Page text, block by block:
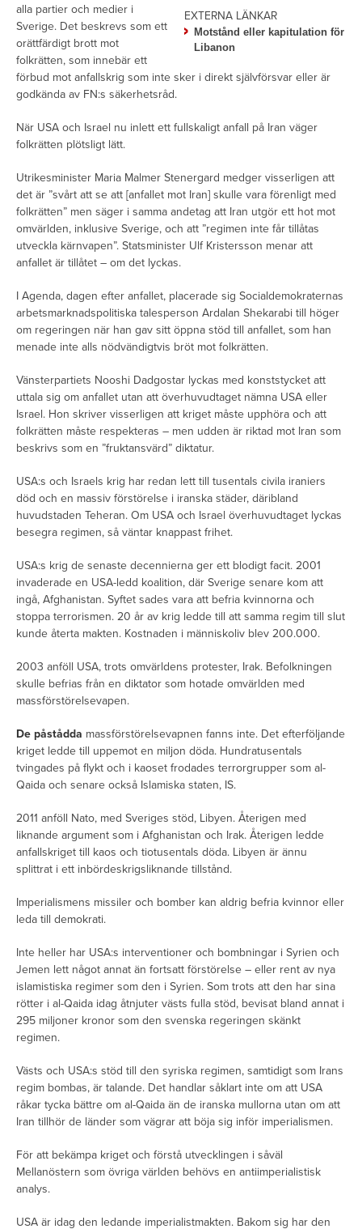
EXTERNA LÄNKAR
Motstånd eller kapitulation för
Libanon
alla partier och medier i
Sverige. Det beskrevs som ett
orättfärdigt brott mot
folkrätten, som innebär ett
förbud mot anfallskrig som inte sker i direkt självförsvar eller är
godkända av FN:s säkerhetsråd.
När USA och Israel nu inlett ett fullskaligt anfall på Iran väger
folkrätten plötsligt lätt.
Utrikesminister Maria Malmer Stenergard medger visserligen att
det är ”svårt att se att [anfallet mot Iran] skulle vara förenligt med
folkrätten” men säger i samma andetag att Iran utgör ett hot mot
omvärlden, inklusive Sverige, och att ”regimen inte får tillåtas
utveckla kärnvapen”. Statsminister Ulf Kristersson menar att
anfallet är tillåtet – om det lyckas.
I Agenda, dagen efter anfallet, placerade sig Socialdemokraternas
arbetsmarknadspolitiska talesperson Ardalan Shekarabi till höger
om regeringen när han gav sitt öppna stöd till anfallet, som han
menade inte alls nödvändigtvis bröt mot folkrätten.
Vänsterpartiets Nooshi Dadgostar lyckas med konststycket att
uttala sig om anfallet utan att överhuvudtaget nämna USA eller
Israel. Hon skriver visserligen att kriget måste upphöra och att
folkrätten måste respekteras – men udden är riktad mot Iran som
beskrivs som en ”fruktansvärd” diktatur.
USA:s och Israels krig har redan lett till tusentals civila iraniers
död och en massiv förstörelse i iranska städer, däribland
huvudstaden Teheran. Om USA och Israel överhuvudtaget lyckas
besegra regimen, så väntar knappast frihet.
USA:s krig de senaste decennierna ger ett blodigt facit. 2001
invaderade en USA-ledd koalition, där Sverige senare kom att
ingå, Afghanistan. Syftet sades vara att befria kvinnorna och
stoppa terrorismen. 20 år av krig ledde till att samma regim till slut
kunde återta makten. Kostnaden i människoliv blev 200.000.
2003 anföll USA, trots omvärldens protester, Irak. Befolkningen
skulle befrias från en diktator som hotade omvärlden med
massförstörelsevapen.
De påstådda massförstörelsevapnen fanns inte. Det efterföljande
kriget ledde till uppemot en miljon döda. Hundratusentals
tvingades på flykt och i kaoset frodades terrorgrupper som al-
Qaida och senare också Islamiska staten, IS.
2011 anföll Nato, med Sveriges stöd, Libyen. Återigen med
liknande argument som i Afghanistan och Irak. Återigen ledde
anfallskriget till kaos och tiotusentals döda. Libyen är ännu
splittrat i ett inbördeskrigsliknande tillstånd.
Imperialismens missiler och bomber kan aldrig befria kvinnor eller
leda till demokrati.
Inte heller har USA:s interventioner och bombningar i Syrien och
Jemen lett något annat än fortsatt förstörelse – eller rent av nya
islamistiska regimer som den i Syrien. Som trots att den har sina
rötter i al-Qaida idag åtnjuter västs fulla stöd, bevisat bland annat i
295 miljoner kronor som den svenska regeringen skänkt
regimen.
Västs och USA:s stöd till den syriska regimen, samtidigt som Irans
regim bombas, är talande. Det handlar såklart inte om att USA
råkar tycka bättre om al-Qaida än de iranska mullorna utan om att
Iran tillhör de länder som vägrar att böja sig inför imperialismen.
För att bekämpa kriget och förstå utvecklingen i såväl
Mellanöstern som övriga världen behövs en antiimperialistisk
analys.
USA är idag den ledande imperialistmakten. Bakom sig har den